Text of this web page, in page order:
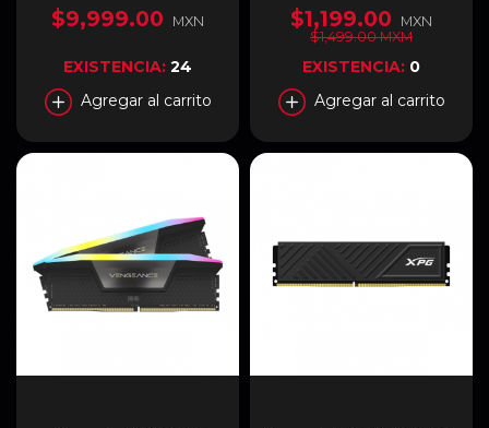
CMH32GX5M2B5200C40
$9,999.00 MXN
EXISTENCIA: 24
Agregar al carrito
KF556C40BBA-16
$1,199.00
MXN
$1,499.00 MXM
EXISTENCIA: 0
Agregar al carrito